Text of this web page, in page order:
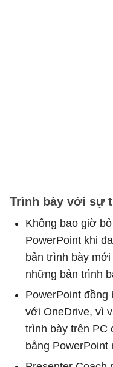
Trình bày với sự
Không bao giờ
PowerPoint khi
bản trình bày
những bản trình
PowerPoint đồng
với OneDrive, vì
trình bày trên PC
bằng PowerPoint